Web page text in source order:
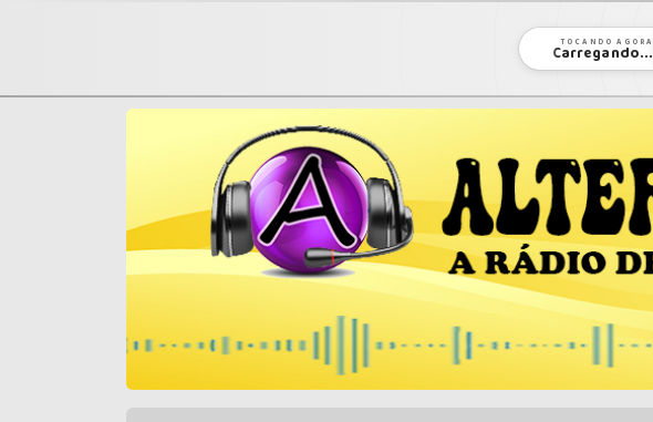
TOCANDO AGORA
Carregando...